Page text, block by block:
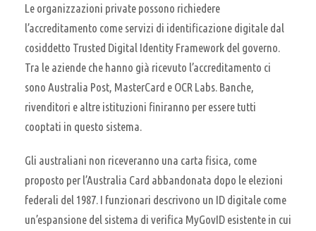
Le organizzazioni private possono richiedere
l’accreditamento come servizi di identificazione digitale dal
cosiddetto Trusted Digital Identity Framework del governo.
Tra le aziende che hanno già ricevuto l’accreditamento ci
sono Australia Post, MasterCard e OCR Labs. Banche,
rivenditori e altre istituzioni finiranno per essere tutti
cooptati in questo sistema.
Gli australiani non riceveranno una carta fisica, come
proposto per l’Australia Card abbandonata dopo le elezioni
federali del 1987. I funzionari descrivono un ID digitale come
un’espansione del sistema di verifica MyGovID esistente in cui